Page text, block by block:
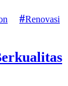
Renovasi